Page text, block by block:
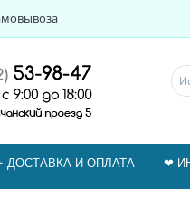
ДОСТАВКА И ОПЛАТА ❤